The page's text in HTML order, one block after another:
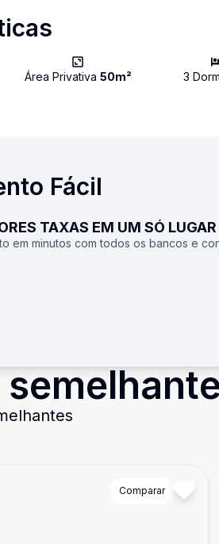
Área Privativa 50m² 3
Fácil
TAXAS EM UM SÓ LUGAR
em minutos com todos os bancos e
Comparar